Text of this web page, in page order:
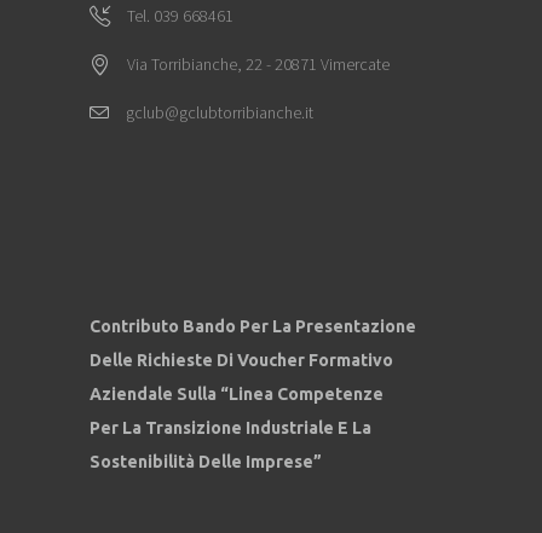
Tel. 039 668461
Via Torribianche, 22 - 20871 Vimercate
gclub@gclubtorribianche.it
Contributo Bando Per La Presentazione
Delle Richieste Di Voucher Formativo
Aziendale Sulla “Linea Competenze
Per La Transizione Industriale E La
Sostenibilità Delle Imprese”